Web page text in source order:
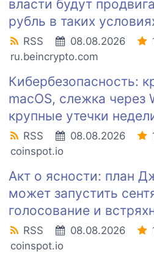
власти будут
рубль в таких
RSS 08.08.2026
ru.beincrypto.com
Кибербезопасность:
macOS, слежка через
крупные утечки
RSS 08.08.2026
coinspot.io
Акт о ясности: план
может запустить
голосование и
RSS 08.08.2026
coinspot.io